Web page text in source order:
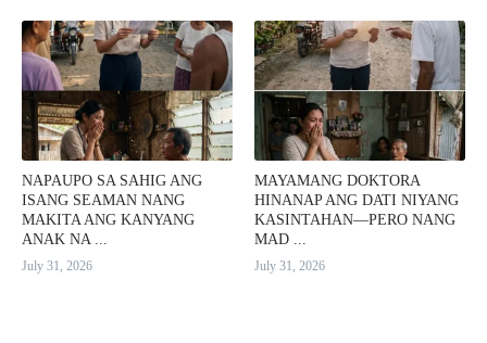
NAPAUPO SA SAHIG ANG
ISANG SEAMAN NANG
MAKITA ANG KANYANG
ANAK NA ...
July 31, 2026
MAYAMANG DOKTORA
HINANAP ANG DATI NIYANG
KASINTAHAN—PERO NANG
MAD ...
July 31, 2026